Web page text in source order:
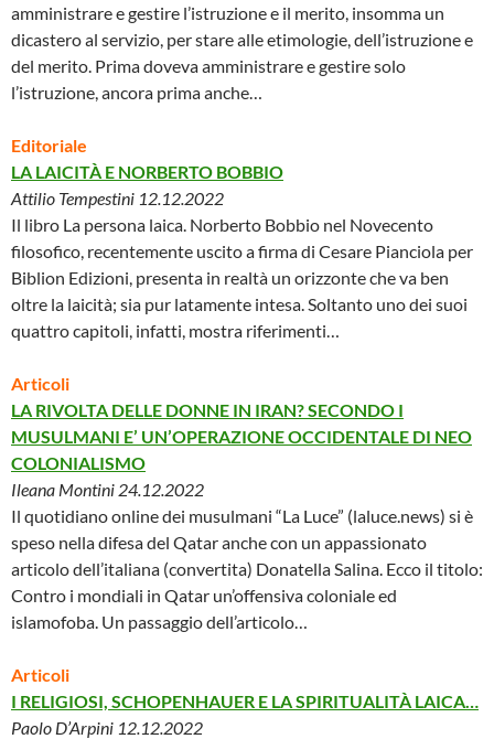
amministrare e gestire l’istruzione e il merito, insomma un
dicastero al servizio, per stare alle etimologie, dell’istruzione e
del merito. Prima doveva amministrare e gestire solo
l’istruzione, ancora prima anche…
Editoriale
LA LAICITÀ E NORBERTO BOBBIO
Attilio Tempestini 12.12.2022
Il libro La persona laica. Norberto Bobbio nel Novecento
filosofico, recentemente uscito a firma di Cesare Pianciola per
Biblion Edizioni, presenta in realtà un orizzonte che va ben
oltre la laicità; sia pur latamente intesa. Soltanto uno dei suoi
quattro capitoli, infatti, mostra riferimenti…
Articoli
LA RIVOLTA DELLE DONNE IN IRAN? SECONDO I
MUSULMANI E’ UN’OPERAZIONE OCCIDENTALE DI NEO
COLONIALISMO
Ileana Montini 24.12.2022
Il quotidiano online dei musulmani “La Luce” (laluce.news) si è
speso nella difesa del Qatar anche con un appassionato
articolo dell’italiana (convertita) Donatella Salina. Ecco il titolo:
Contro i mondiali in Qatar un’offensiva coloniale ed
islamofoba. Un passaggio dell’articolo…
Articoli
I RELIGIOSI, SCHOPENHAUER E LA SPIRITUALITÀ LAICA…
Paolo D’Arpini 12.12.2022